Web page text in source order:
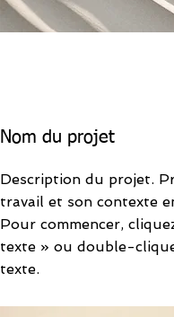
Nom du projet
Description du projet.
travail et son contexte
Pour commencer,
texte » ou double-
texte.